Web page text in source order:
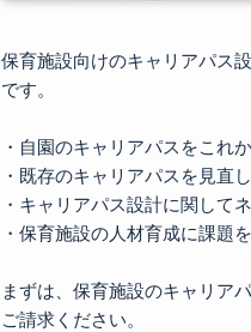
保育施設向けのキャリアパス
です。
・自園のキャリアパスをこれ
・既存のキャリアパスを見直
・キャリアパス設計に関して
・保育施設の人材育成に課題
まずは、保育施設のキャリア
ご請求ください。